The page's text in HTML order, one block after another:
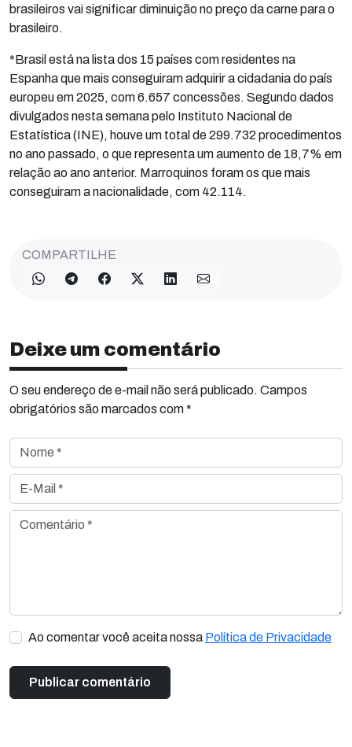
brasileiros vai significar diminuição no preço da carne para o
brasileiro.
*Brasil está na lista dos 15 países com residentes na
Espanha que mais conseguiram adquirir a cidadania do país
europeu em 2025, com 6.657 concessões. Segundo dados
divulgados nesta semana pelo Instituto Nacional de
Estatística (INE), houve um total de 299.732 procedimentos
no ano passado, o que representa um aumento de 18,7% em
relação ao ano anterior. Marroquinos foram os que mais
conseguiram a nacionalidade, com 42.114.
COMPARTILHE
Deixe um comentário
O seu endereço de e-mail não será publicado. Campos
obrigatórios são marcados com *
Nome *
E-Mail *
Comentário *
Ao comentar você aceita nossa Política de Privacidade